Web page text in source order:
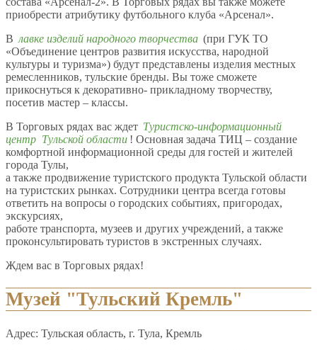
приобрести атрибутику футбольного клуба «Арсенал».
В лавке изделий народного творчества (при ГУК ТО
«Объединение центров развития искусства, народной
культуры и туризма») будут представлены изделия местных
ремесленников, тульские бренды. Вы тоже сможете
прикоснуться к декоративно- прикладному творчеству,
посетив мастер – классы.
В Торговых рядах вас ждет Туристско-информационный
центр Тульской области ! Основная задача ТИЦ – создание
комфортной информационной среды для гостей и жителей
города Тулы,
а также продвижение туристского продукта Тульской области
на туристских рынках. Сотрудники центра всегда готовы
ответить на вопросы о городских событиях, пригородах,
экскурсиях,
работе транспорта, музеев и других учреждений, а также
проконсультировать туристов в экстренных случаях.
Ждем вас в Торговых рядах!
Музей "Тульский Кремль"
Адрес: Тульская область, г. Тула, Кремль